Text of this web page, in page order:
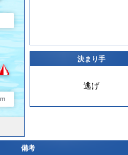
決まり手
逃げ
備考